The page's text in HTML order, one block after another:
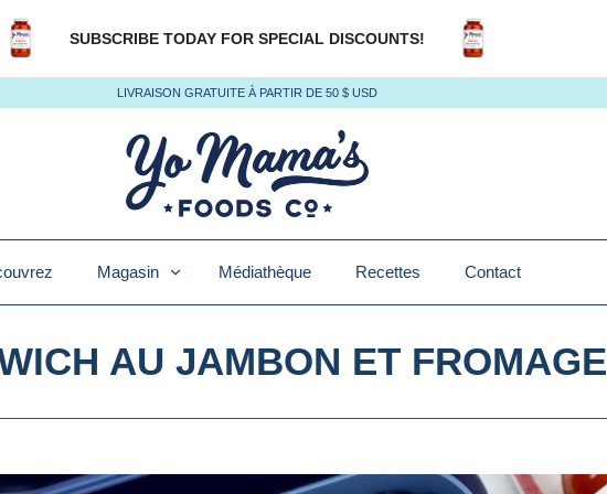
SUBSCRIBE TODAY FOR SPECIAL DISCOUNTS!
LIVRAISON GRATUITE À PARTIR DE 50 $ USD
Magasin Médiathèque Recettes Contact
AU JAMBON ET FROMAGE